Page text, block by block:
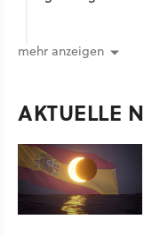
mehr anzeigen
AKTUELLE